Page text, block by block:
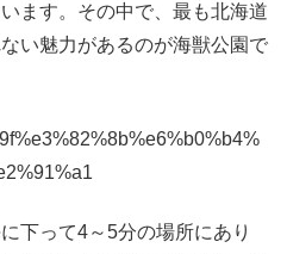
ます。その中で、最も北海道
い魅力があるのが海獣公園で
下って4～5分の場所にあり